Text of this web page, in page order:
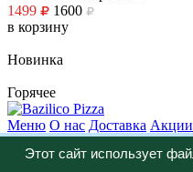
1499
1600
в корзину
Новинка
Горячее
Меню О нас Доставка Акции
+7 (347) 287-23-57
Юридическая информация:
Этот сайт использует